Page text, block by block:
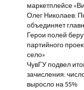
маркетплейсе
Олег Николаев:
объединяет
Герои полей
партийного
село»
ЧувГУ подвел
зачисления:
выросло на 55%